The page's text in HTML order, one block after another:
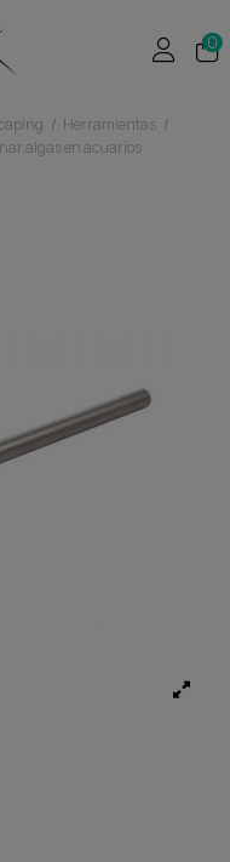
0
Herramientas
algas en acuarios